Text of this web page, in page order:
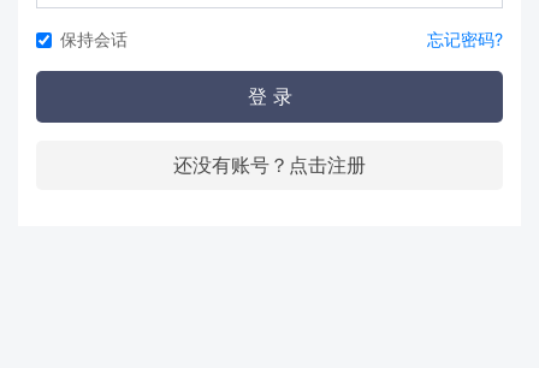
保持会话 忘记密码?
登 录
还没有账号？点击注册